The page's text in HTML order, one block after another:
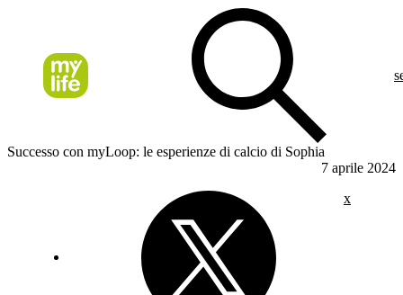
Successo con myLoop: le esperienze di calcio di Sophia
7 aprile 2024
x